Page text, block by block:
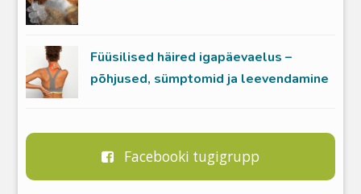
Füüsilised häired igapäevaelus –
põhjused, sümptomid ja leevendamine
Facebooki tugigrupp